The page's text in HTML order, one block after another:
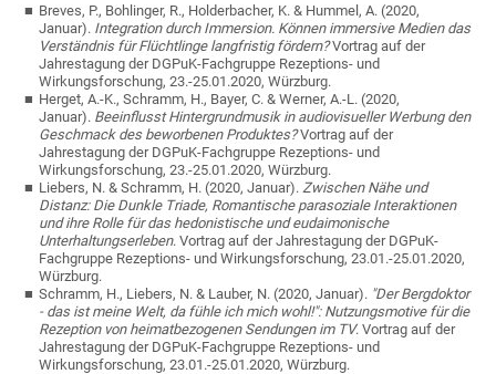
Breves, P., Bohlinger, R., Holderbacher, K. & Hummel, A. (2020,
Januar). Integration durch Immersion. Können immersive Medien das
Verständnis für Flüchtlinge langfristig fördern?Vortrag auf der
Jahrestagung der DGPuK-Fachgruppe Rezeptions- und
Wirkungsforschung, 23.-25.01.2020, Würzburg.
Herget, A.-K., Schramm, H., Bayer, C. & Werner, A.-L. (2020,
Januar). Beeinflusst Hintergrundmusik in audiovisueller Werbung den
Geschmack des beworbenen Produktes?Vortrag auf der
Jahrestagung der DGPuK-Fachgruppe Rezeptions- und
Wirkungsforschung, 23.-25.01.2020, Würzburg.
Liebers, N. & Schramm, H. (2020, Januar). Zwischen Nähe und
Distanz: Die Dunkle Triade, Romantische parasoziale Interaktionen
und ihre Rolle für das hedonistische und eudaimonische
Unterhaltungserleben. Vortrag auf der Jahrestagung der DGPuK-
Fachgruppe Rezeptions- und Wirkungsforschung, 23.01.-25.01.2020,
Würzburg.
Schramm, H., Liebers, N. & Lauber, N. (2020, Januar). "Der Bergdoktor
- das ist meine Welt, da fühle ich mich wohl!": Nutzungsmotive für die
Rezeption von heimatbezogenen Sendungen im TV. Vortrag auf der
Jahrestagung der DGPuK-Fachgruppe Rezeptions- und
Wirkungsforschung, 23.01.-25.01.2020, Würzburg.